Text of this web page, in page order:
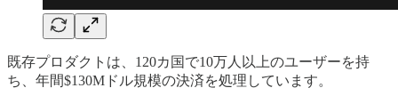
既存プロダクトは、120カ国で10万人以上のユーザーを持
ち、年間$130Mドル規模の決済を処理しています。